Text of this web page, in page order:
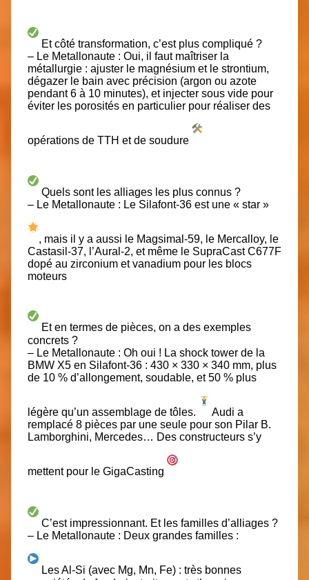
Et côté transformation, c’est plus compliqué ?
– Le Metallonaute : Oui, il faut maîtriser la
métallurgie : ajuster le magnésium et le strontium,
dégazer le bain avec précision (argon ou azote
pendant 6 à 10 minutes), et injecter sous vide pour
éviter les porosités en particulier pour réaliser des
opérations de TTH et de soudure
Quels sont les alliages les plus connus ?
– Le Metallonaute : Le Silafont-36 est une « star »
, mais il y a aussi le Magsimal-59, le Mercalloy, le
Castasil-37, l’Aural-2, et même le SupraCast C677F
dopé au zirconium et vanadium pour les blocs
moteurs
Et en termes de pièces, on a des exemples
concrets ?
– Le Metallonaute : Oh oui ! La shock tower de la
BMW X5 en Silafont-36 : 430 × 330 × 340 mm, plus
de 10 % d’allongement, soudable, et 50 % plus
légère qu’un assemblage de tôles.
Audi a
remplacé 8 pièces par une seule pour son Pilar B.
Lamborghini, Mercedes… Des constructeurs s’y
mettent pour le GigaCasting
C’est impressionnant. Et les familles d’alliages ?
– Le Metallonaute : Deux grandes familles :
Les Al-Si (avec Mg, Mn, Fe) : très bonnes